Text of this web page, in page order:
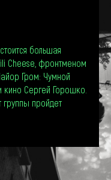
большая
Cheese, фронтменом
Гром: Чумной
кино Сергей Горошко.
пройдет